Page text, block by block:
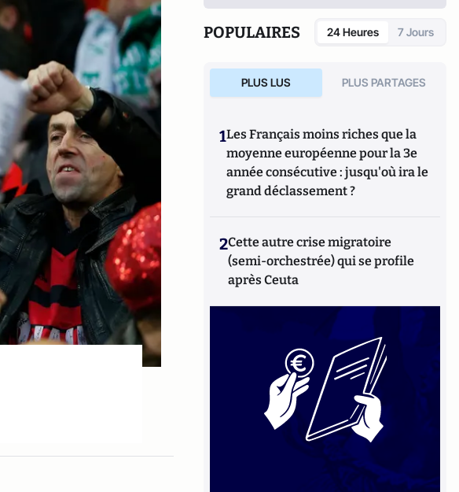
POPULAIRES 24 Heures 7 Jours
PLUS LUS PLUS PARTAGES
1Les Français moins riches que la
moyenne européenne pour la 3e
année consécutive : jusqu'où ira le
grand déclassement ?
2Cette autre crise migratoire
(semi-orchestrée) qui se profile
après Ceuta